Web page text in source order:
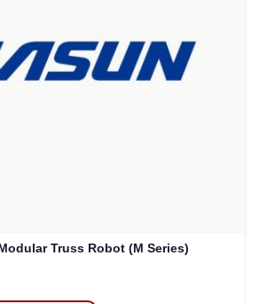
Truss Robot (M Series)